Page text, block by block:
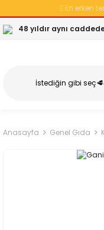
En erken
48 yıldır aynı
Anasayfa Genel Gıda